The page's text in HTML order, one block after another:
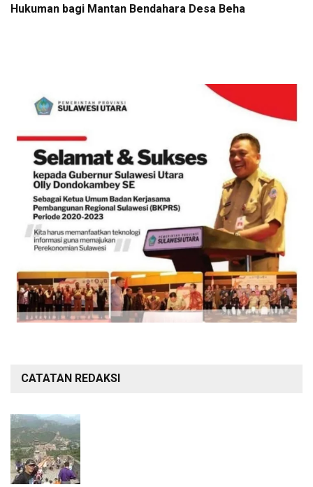
Hukuman bagi Mantan Bendahara Desa Beha
CATATAN REDAKSI